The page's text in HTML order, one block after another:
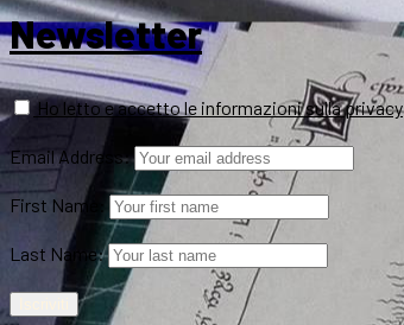
Newsletter
Ho letto e accetto le informazioni sulla privacy
Email Address:
First Name:
Last Name: